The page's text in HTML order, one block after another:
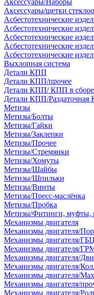
Аксессуары/Наборы
Аксессуары/щетки
Асбестотехнические
Асбестотехнические
Асбестотехнические
Асбестотехнические
Асбестотехнические
Выхлопная система
Детали КПП
Детали КПП/прочее
Детали КПП/ КПП в сборе
Детали КПП/Раздаточная
Метизы
Метизы/Болты
Метизы/Гайки
Метизы/Заклепки
Метизы/Прочее
Метизы/Стремянки
Метизы/Хомуты
Метизы/Шайбы
Метизы/Шпильки
Метизы/Винты
Метизы/Пресс-маслёнка
Метизы/Пробка
Метизы/Фитинги, муфты,
Механизмы двигателя
Механизмы двигателя/
Механизмы двигателя/ГБЦ
Механизмы двигателя/
Механизмы двигателя/
Механизмы двигателя/
Механизмы двигателя/
Механизмы двигателя/
Механизмы двигателя/